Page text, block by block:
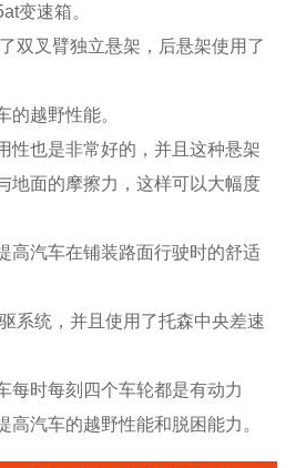
变速箱。
双叉臂独立悬架，后悬架使用了
的越野性能。
性也是非常好的，并且这种悬架
地面的摩擦力，这样可以大幅度
高汽车在铺装路面行驶时的舒适
系统，并且使用了托森中央差速
每时每刻四个车轮都是有动力
高汽车的越野性能和脱困能力。